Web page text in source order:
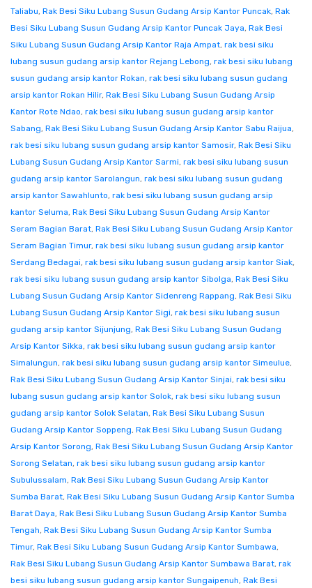
Taliabu, Rak Besi Siku Lubang Susun Gudang Arsip Kantor Puncak, Rak
Besi Siku Lubang Susun Gudang Arsip Kantor Puncak Jaya, Rak Besi
Siku Lubang Susun Gudang Arsip Kantor Raja Ampat, rak besi siku
lubang susun gudang arsip kantor Rejang Lebong, rak besi siku lubang
susun gudang arsip kantor Rokan, rak besi siku lubang susun gudang
arsip kantor Rokan Hilir, Rak Besi Siku Lubang Susun Gudang Arsip
Kantor Rote Ndao, rak besi siku lubang susun gudang arsip kantor
Sabang, Rak Besi Siku Lubang Susun Gudang Arsip Kantor Sabu Raijua,
rak besi siku lubang susun gudang arsip kantor Samosir, Rak Besi Siku
Lubang Susun Gudang Arsip Kantor Sarmi, rak besi siku lubang susun
gudang arsip kantor Sarolangun, rak besi siku lubang susun gudang
arsip kantor Sawahlunto, rak besi siku lubang susun gudang arsip
kantor Seluma, Rak Besi Siku Lubang Susun Gudang Arsip Kantor
Seram Bagian Barat, Rak Besi Siku Lubang Susun Gudang Arsip Kantor
Seram Bagian Timur, rak besi siku lubang susun gudang arsip kantor
Serdang Bedagai, rak besi siku lubang susun gudang arsip kantor Siak,
rak besi siku lubang susun gudang arsip kantor Sibolga, Rak Besi Siku
Lubang Susun Gudang Arsip Kantor Sidenreng Rappang, Rak Besi Siku
Lubang Susun Gudang Arsip Kantor Sigi, rak besi siku lubang susun
gudang arsip kantor Sijunjung, Rak Besi Siku Lubang Susun Gudang
Arsip Kantor Sikka, rak besi siku lubang susun gudang arsip kantor
Simalungun, rak besi siku lubang susun gudang arsip kantor Simeulue,
Rak Besi Siku Lubang Susun Gudang Arsip Kantor Sinjai, rak besi siku
lubang susun gudang arsip kantor Solok, rak besi siku lubang susun
gudang arsip kantor Solok Selatan, Rak Besi Siku Lubang Susun
Gudang Arsip Kantor Soppeng, Rak Besi Siku Lubang Susun Gudang
Arsip Kantor Sorong, Rak Besi Siku Lubang Susun Gudang Arsip Kantor
Sorong Selatan, rak besi siku lubang susun gudang arsip kantor
Subulussalam, Rak Besi Siku Lubang Susun Gudang Arsip Kantor
Sumba Barat, Rak Besi Siku Lubang Susun Gudang Arsip Kantor Sumba
Barat Daya, Rak Besi Siku Lubang Susun Gudang Arsip Kantor Sumba
Tengah, Rak Besi Siku Lubang Susun Gudang Arsip Kantor Sumba
Timur, Rak Besi Siku Lubang Susun Gudang Arsip Kantor Sumbawa,
Rak Besi Siku Lubang Susun Gudang Arsip Kantor Sumbawa Barat, rak
besi siku lubang susun gudang arsip kantor Sungaipenuh, Rak Besi